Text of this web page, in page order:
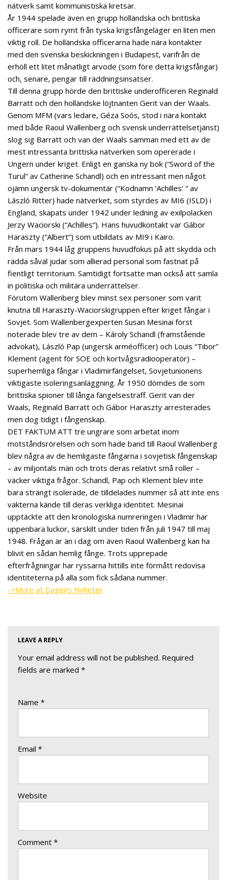
nätverk samt kommunistiska kretsar.
År 1944 spelade även en grupp holländska och brittiska
officerare som rymt från tyska krigsfångeläger en liten men
viktig roll. De holländska officerarna hade nära kontakter
med den svenska beskickningen i Budapest, varifrån de
erhöll ett litet månatligt arvode (som före detta krigsfångar)
och, senare, pengar till räddningsinsatser.
Till denna grupp hörde den brittiske underofficeren Reginald
Barratt och den holländske löjtnanten Gerit van der Waals.
Genom MFM (vars ledare, Géza Soós, stod i nära kontakt
med både Raoul Wallenberg och svensk underrättelsetjänst)
slog sig Barratt och van der Waals samman med ett av de
mest intressanta brittiska nätverken som opererade i
Ungern under kriget. Enligt en ganska ny bok (“Sword of the
Turul” av Catherine Schandl) och en intressant men något
ojämn ungersk tv-dokumentär (“Kodnamn ‘Achilles’ ” av
László Ritter) hade nätverket, som styrdes av MI6 (ISLD) i
England, skapats under 1942 under ledning av exilpolacken
Jerzy Waciorski (“Achilles”). Hans huvudkontakt var Gábor
Haraszty (“Albert”) som utbildats av MI9 i Kairo.
Från mars 1944 låg gruppens huvudfokus på att skydda och
rädda såväl judar som allierad personal som fastnat på
fientligt territorium. Samtidigt fortsatte man också att samla
in politiska och militära underrättelser.
Förutom Wallenberg blev minst sex personer som varit
knutna till Haraszty-Waciorskigruppen efter kriget fångar i
Sovjet. Som Wallenbergexperten Susan Mesinai först
noterade blev tre av dem – Károly Schandl (framstående
advokat), László Pap (ungersk arméofficer) och Louis “Tibor”
Klement (agent för SOE och kortvågsradiooperatör) –
superhemliga fångar i Vladimirfängelset, Sovjetunionens
viktigaste isoleringsanläggning. År 1950 dömdes de som
brittiska spioner till långa fängelsestraff. Gerit van der
Waals, Reginald Barratt och Gábor Haraszty arresterades
men dog tidigt i fångenskap.
DET FAKTUM ATT tre ungrare som arbetat inom
motståndsrörelsen och som hade band till Raoul Wallenberg
blev några av de hemligaste fångarna i sovjetisk fångenskap
– av miljontals män och trots deras relativt små roller –
väcker viktiga frågor. Schandl, Pap och Klement blev inte
bara strängt isolerade, de tilldelades nummer så att inte ens
vakterna kände till deras verkliga identitet. Mesinai
upptäckte att den kronologiska numreringen i Vladimir har
uppenbara luckor, särskilt under tiden från juli 1947 till maj
1948. Frågan är än i dag om även Raoul Wallenberg kan ha
blivit en sådan hemlig fånge. Trots upprepade
efterfrågningar har ryssarna hittills inte förmått redovisa
identiteterna på alla som fick sådana nummer.
->More at Dagens Nyheter
LEAVE A REPLY
Your email address will not be published. Required
fields are marked *
Name *
Email *
Website
Comment *